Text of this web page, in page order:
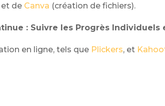
et de Canva (création de fichiers).
: Suivre les Progrès Individuels
en ligne, tels que Plickers, et